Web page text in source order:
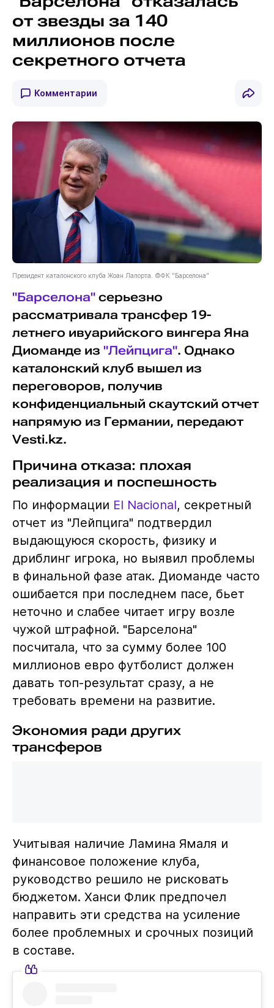
от звезды за 140
миллионов после
секретного отчета
Комментарии
Президент каталонского клуба Жоан Лапорта. ©ФК "Барселона"
"Барселона"серьезно
рассматривала трансфер 19-
летнего ивуарийского вингера Яна
Диоманде из "Лейпцига". Однако
каталонский клуб вышел из
переговоров, получив
конфиденциальный скаутский отчет
напрямую из Германии, передают
Vesti.kz.
Причина отказа: плохая
реализация и поспешность
По информации El Nacional, секретный
отчет из "Лейпцига" подтвердил
выдающуюся скорость, физику и
дриблинг игрока, но выявил проблемы
в финальной фазе атак. Диоманде часто
ошибается при последнем пасе, бьет
неточно и слабее читает игру возле
чужой штрафной. "Барселона"
посчитала, что за сумму более 100
миллионов евро футболист должен
давать топ-результат сразу, а не
требовать времени на развитие.
Экономия ради других
трансферов
Учитывая наличие Ламина Ямаля и
финансовое положение клуба,
руководство решило не рисковать
бюджетом. Ханси Флик предпочел
направить эти средства на усиление
более проблемных и срочных позиций
в составе.